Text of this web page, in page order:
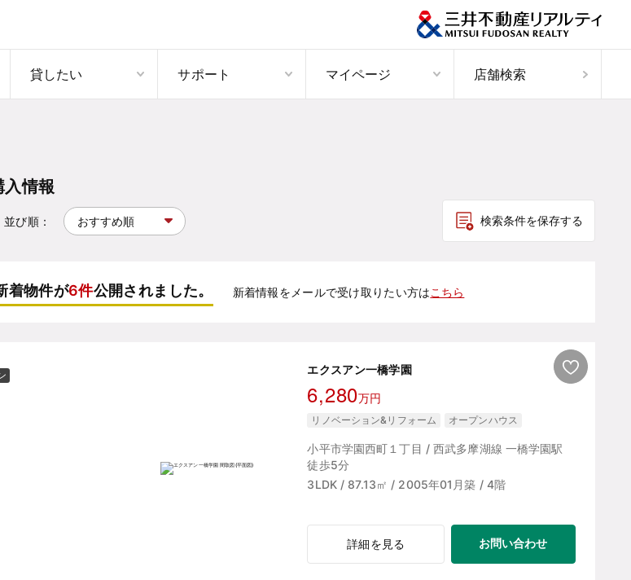
貸したい サポート マイページ 店舗検索
情報
並び順： 検索条件を保存する
着物件が6件公開されました。 新着情報をメールで受け取りたい方はこちら
エクスアン一橋学園
6,280万円
リノベーション&リフォーム オープンハウス
小平市学園西町１丁目 / 西武多摩湖線 一橋学園駅
徒歩5分
3LDK / 87.13㎡ / 2005年01月築 / 4階
詳細を見る お問い合わせ